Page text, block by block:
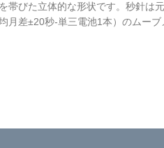
びた立体的な形状です。秒針は元
月差±20秒-単三電池1本）のムー